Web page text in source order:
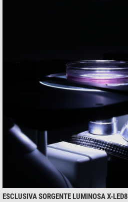
ESCLUSIVA SORGENTE LUMINOSA X-LED8